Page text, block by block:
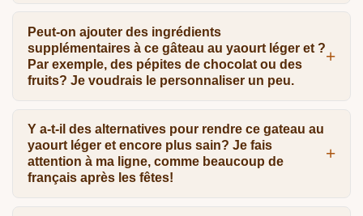
Peut-on ajouter des ingrédients
supplémentaires à ce gâteau au yaourt léger et ?
Par exemple, des pépites de chocolat ou des
fruits? Je voudrais le personnaliser un peu.
Y a-t-il des alternatives pour rendre ce gateau au
yaourt léger et encore plus sain? Je fais
attention à ma ligne, comme beaucoup de
français après les fêtes!